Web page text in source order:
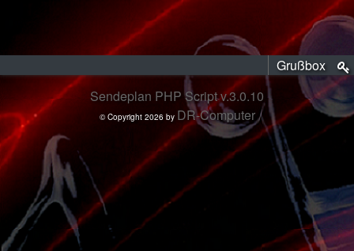
Grußbox
Sendeplan PHP Script v.3.0.10
© Copyright 2026 by DR-Computer